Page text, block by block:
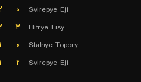
Svirepye Eji
۰
Hitrye Lisy
۳
Stalnye Topory
۰ ۱
Svirepye Eji
۲ ۱